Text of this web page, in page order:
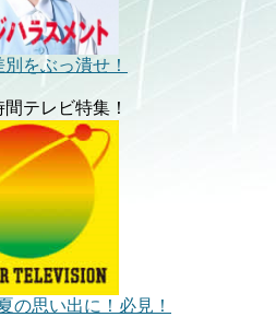
をぶっ潰せ！
テレビ特集！
の思い出に！必見！